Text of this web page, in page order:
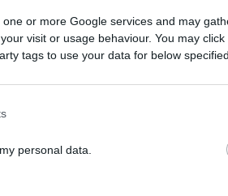
or more Google services and may
visit or usage behaviour. You may
tags to use your data for below
personal data.
τηςGoogle